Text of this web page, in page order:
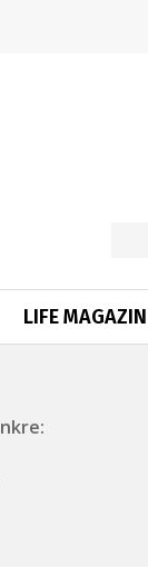
LIFE MAGAZIN